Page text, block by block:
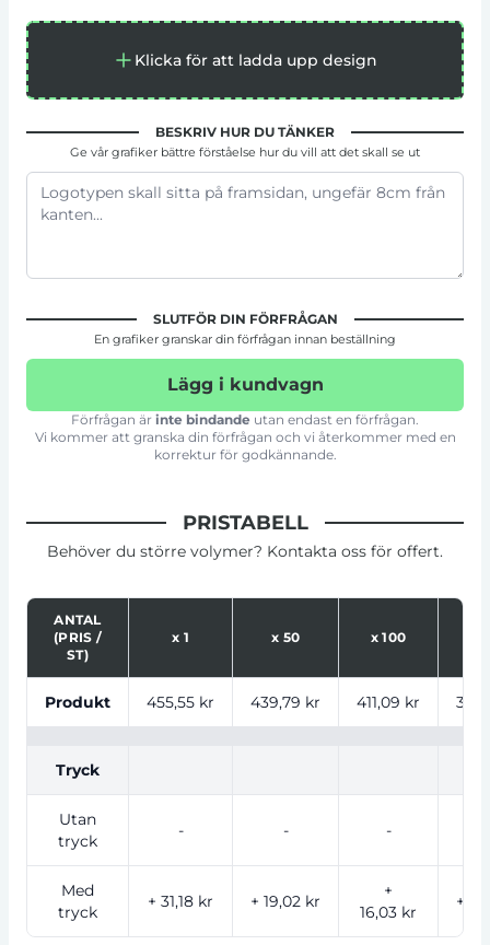
Klicka för att ladda upp design
BESKRIV HUR DU TÄNKER
Ge vår grafiker bättre förståelse hur du vill att det skall se ut
SLUTFÖR DIN FÖRFRÅGAN
En grafiker granskar din förfrågan innan beställning
Lägg i kundvagn
Förfrågan är inte bindande utan endast en förfrågan.
Vi kommer att granska din förfrågan och vi återkommer med en
korrektur för godkännande.
PRISTABELL
Behöver du större volymer? Kontakta oss för offert.
ANTAL
(PRIS /
ST)
x 1 x 50 x100
Produkt 455,55 kr 439,79 kr 411,09 kr
Tryck
Utan
tryck
- - -
Med
tryck
+ 31,18 kr + 19,02 kr
+
16,03 kr
+